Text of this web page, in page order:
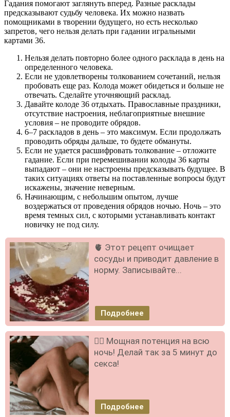
Гадания помогают заглянуть вперед. Разные расклады
предсказывают судьбу человека. Их можно назвать
помощниками в творении будущего, но есть несколько
запретов, чего нельзя делать при гадании игральными
картами 36.
Нельзя делать повторно более одного расклада в день на
определенного человека.
Если не удовлетворены толкованием сочетаний, нельзя
пробовать еще раз. Колода может обидеться и больше не
отвечать. Сделайте уточняющий расклад.
Давайте колоде 36 отдыхать. Православные праздники,
отсутствие настроения, неблагоприятные внешние
условия – не проводите обрядов.
6–7 раскладов в день – это максимум. Если продолжать
проводить обряды дальше, то будете обмануты.
Если не удается расшифровать толкование – отложите
гадание. Если при перемешивании колоды 36 карты
выпадают – они не настроены предсказывать будущее. В
таких ситуациях ответы на поставленные вопросы будут
искажены, значение неверным.
Начинающим, с небольшим опытом, лучше
воздержаться от проведения обрядов ночью. Ночь – это
время темных сил, с которыми устанавливать контакт
новичку не под силу.
🫀 Этот рецепт очищает
сосуды и приводит давление в
норму. Записывайте...
Подробнее
❤️‍🔥 Мощная потенция на всю
ночь! Делай так за 5 минут до
секса!
Подробнее